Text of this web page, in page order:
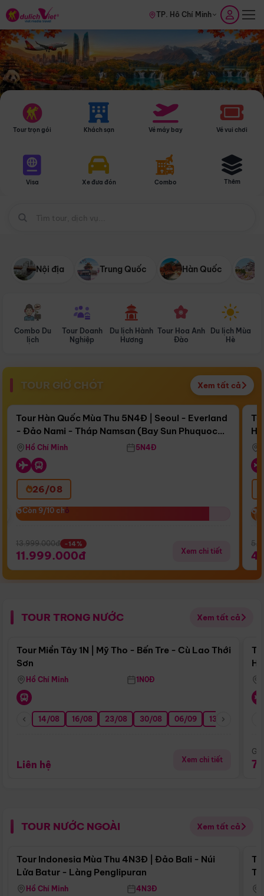
TP. Hồ Chí Minh
Tour trọn gói Khách sạn Vé máy bay Vé vui chơi
Visa Xe đưa đón Combo Thêm
Nội địa Trung Quốc Hàn Quốc
Combo Du
lịch
Tour Doanh
Nghiệp
Du lịch Hành
Hương
Tour Hoa Anh
Đào
Du lịch Mùa
Hè
TOUR GIỜ CHÓT Xem tất cả
Còn16 ngày 13:48:43
Bay Sun Phuquoc Airways
Điểm nổi bật
Tour Hàn Quốc Mùa Thu 5N4Đ | Seoul - Everland
- Đảo Nami - Tháp Namsan (Bay Sun Phuquoc
Airways)
Hồ Chí Minh 5N4Đ
26/08
Còn 9/10 chỗ
Còn 9/10 chỗ
13.999.000đ -14%
11.999.000đ Xem chi tiết
TOUR TRONG NƯỚC Xem tất cả
Điểm nổi bật
Tour Miền Tây 1N | Mỹ Tho - Bến Tre - Cù Lao Thới
Sơn
Hồ Chí Minh 1N0Đ
14/08 16/08 23/08 30/08 06/09 13/09
Liên hệ Xem chi tiết
TOUR NƯỚC NGOÀI Xem tất cả
Điểm nổi bật
Tour Indonesia Mùa Thu 4N3Đ | Đảo Bali - Núi
Lửa Batur - Làng Penglipuran
Hồ Chí Minh 4N3Đ